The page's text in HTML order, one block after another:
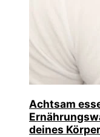
Achtsam
deines